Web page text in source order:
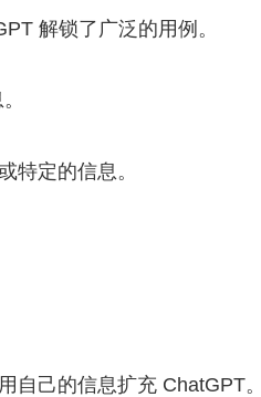
解锁了广泛的用例。
特定的信息。
自己的信息扩充 ChatGPT。